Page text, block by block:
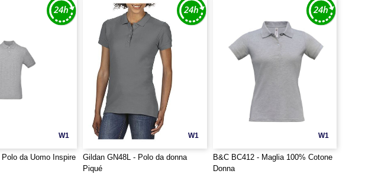
W1
da Uomo Inspire
W1
Gildan GN48L - Polo da donna
Piqué
W1
B&C BC412 - Maglia 100% Cotone
Donna